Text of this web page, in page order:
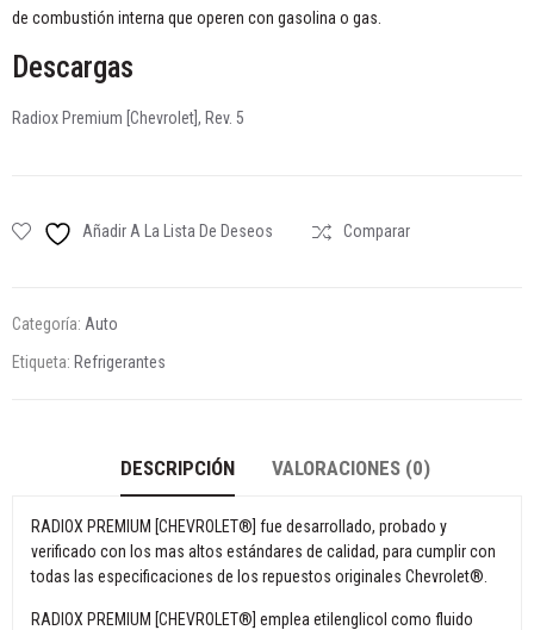
de combustión interna que operen con gasolina o gas.
Descargas
Radiox Premium [Chevrolet], Rev. 5
Añadir A La Lista De Deseos Comparar
Categoría: Auto
Etiqueta: Refrigerantes
DESCRIPCIÓN VALORACIONES (0)
RADIOX PREMIUM [CHEVROLET®] fue desarrollado, probado y
verificado con los mas altos estándares de calidad, para cumplir con
todas las especificaciones de los repuestos originales Chevrolet®.
RADIOX PREMIUM [CHEVROLET®] emplea etilenglicol como fluido